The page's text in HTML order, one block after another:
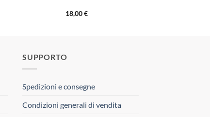
18,00€
SUPPORTO
Spedizioni e consegne
Condizioni generali di vendita